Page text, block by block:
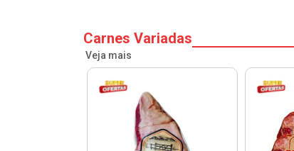
Carnes Variadas
Veja mais